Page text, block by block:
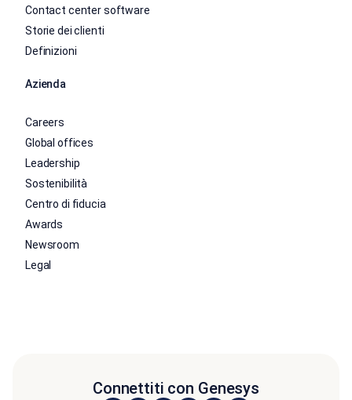
Contact center software
Storie dei clienti
Definizioni
Azienda
Careers
Global offices
Leadership
Sostenibilità
Centro di fiducia
Awards
Newsroom
Legal
Connettiti con Genesys